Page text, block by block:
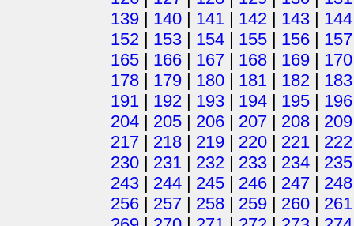
139 | 140 | 141 | 142 | 143 | 144
152 | 153 | 154 | 155 | 156 | 157
165 | 166 | 167 | 168 | 169 | 170
178 | 179 | 180 | 181 | 182 | 183
191 | 192 | 193 | 194 | 195 | 196
204 | 205 | 206 | 207 | 208 | 209
217 | 218 | 219 | 220 | 221 | 222
230 | 231 | 232 | 233 | 234 | 235
243 | 244 | 245 | 246 | 247 | 248
256 | 257 | 258 | 259 | 260 | 261